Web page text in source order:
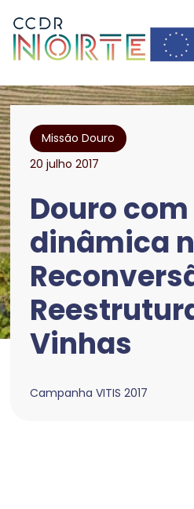
Comissão
Missão Douro
20 julho 2017
Douro
dinâmica
Vinhas
Campanha VITIS 2017